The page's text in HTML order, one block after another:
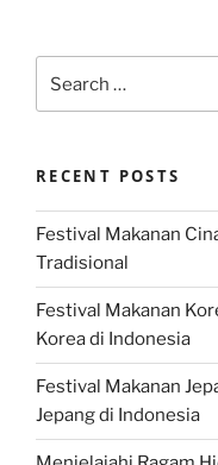
for:
RECENT POSTS
Festival Makanan
Tradisional
Festival Makanan
Korea di Indonesia
Festival Makanan
Jepang di Indonesia